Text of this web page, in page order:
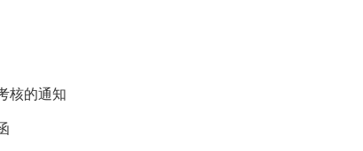
核的通知